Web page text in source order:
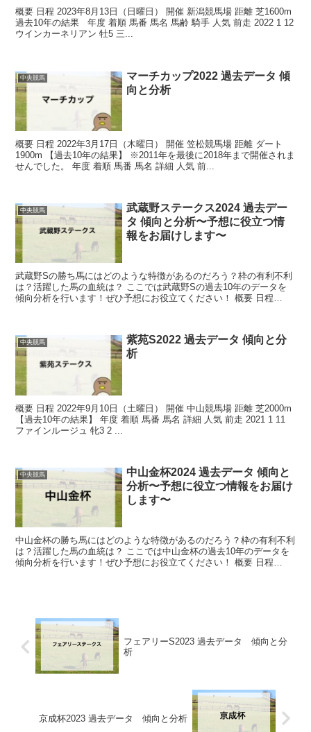
概要 日程 2023年8月13日（日曜日） 開催 新潟競馬場 距離 芝1600m
過去10年の結果 年度 着順 馬番 馬名 馬齢 騎手 人気 前走 2022 1 12
ウインカーネリアン 牡5 三...
中央競馬
マーチカップ2022 過去データ 傾
向と分析
概要 日程 2022年3月17日（木曜日） 開催 笠松競馬場 距離 ダート
1900m 【過去10年の結果】 ※2011年を最後に2018年まで開催されま
せんでした。 年度 着順 馬番 馬名 詳細 人気 前...
中央競馬
武蔵野ステークス2024 過去デー
タ 傾向と分析〜予想に役立つ情
報をお届けします〜
武蔵野Sの勝ち馬にはどのような特徴があるのだろう？枠の有利不利
は？活躍した馬の血統は？ ここでは武蔵野Sの過去10年のデータを
傾向分析を行います！ぜひ予想にお役立てください！ 概要 日程
中央競馬
紫苑S2022 過去データ 傾向と分
析
概要 日程 2022年9月10日（土曜日） 開催 中山競馬場 距離 芝2000m
【過去10年の結果】 年度 着順 馬番 馬名 詳細 人気 前走 2021 1 11
ファインルージュ 牝3 2 ...
中央競馬
中山金杯2024 過去データ 傾向と
分析〜予想に役立つ情報をお届け
します〜
中山金杯の勝ち馬にはどのような特徴があるのだろう？枠の有利不利
は？活躍した馬の血統は？ ここでは中山金杯の過去10年のデータを
傾向分析を行います！ぜひ予想にお役立てください！ 概要 日程
フェアリーS2023 過去データ 傾向と分
析
京成杯2023 過去データ 傾向と分析